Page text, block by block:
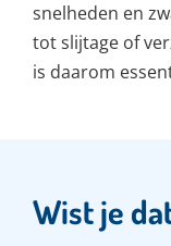
snelheden en
tot slijtage of
is daarom
Wist je